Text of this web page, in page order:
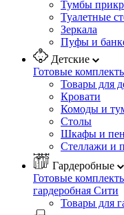
Тумбы
Туалетные
Зеркала
Пуфы и
Детские
Готовые
Товары для
Кровати
Комоды и
Столы
Шкафы и
Стеллажи и
Гардеробные
Готовые
гардеробная Сити
Товары для